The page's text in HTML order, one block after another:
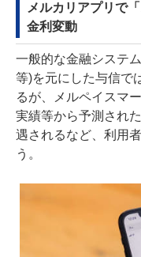
メルカリアプリで
金利変動
一般的な金融システ
等)を元にした与信で
るが、メルペイスマ
実績等から予測され
遇されるなど、利用
う。